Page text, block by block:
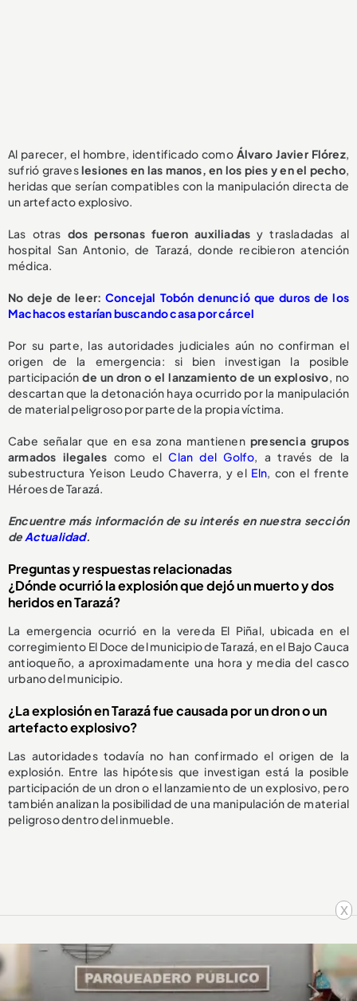
x
Al parecer, el hombre, identificado como Álvaro Javier Flórez,
sufrió graveslesiones en las manos, en los pies y en el pecho,
heridas que serían compatibles con la manipulación directa de
un artefacto explosivo.
Las otras dos personas fueron auxiliadas y trasladadas al
hospital San Antonio, de Tarazá, donde recibieron atención
médica.
No deje de leer: Concejal Tobón denunció que duros de los
Machacos estarían buscando casa por cárcel
Por su parte, las autoridades judiciales aún no confirman el
origen de la emergencia: si bien investigan la posible
participaciónde un dron o el lanzamiento de un explosivo, no
descartan que la detonación haya ocurrido por la manipulación
de material peligroso por parte de la propia víctima.
Cabe señalar que en esa zona mantienen presencia grupos
armados ilegales como elClan del Golfo, a través de la
subestructura Yeison Leudo Chaverra, y el Eln, con el frente
Héroes de Tarazá.
Encuentre más información de su interés en nuestra sección
deActualidad.
Preguntas y respuestas relacionadas
¿Dónde ocurrió la explosión que dejó un muerto y dos
heridos en Tarazá?
La emergencia ocurrió en la vereda El Piñal, ubicada en el
corregimiento El Doce del municipio de Tarazá, en el Bajo Cauca
antioqueño, a aproximadamente una hora y media del casco
urbano del municipio.
¿La explosión en Tarazá fue causada por un dron o un
artefacto explosivo?
Las autoridades todavía no han confirmado el origen de la
explosión. Entre las hipótesis que investigan está la posible
participación de un dron o el lanzamiento de un explosivo, pero
también analizan la posibilidad de una manipulación de material
peligroso dentro del inmueble.